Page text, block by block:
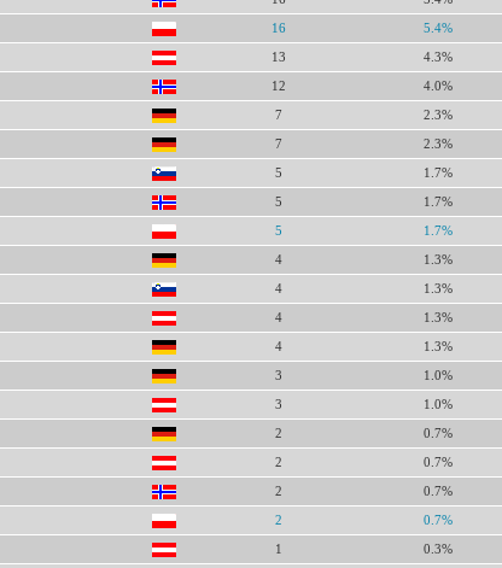
16 5.4%
13 4.3%
12 4.0%
7 2.3%
7 2.3%
5 1.7%
5 1.7%
5 1.7%
4 1.3%
4 1.3%
4 1.3%
4 1.3%
3 1.0%
3 1.0%
2 0.7%
2 0.7%
2 0.7%
2 0.7%
1 0.3%